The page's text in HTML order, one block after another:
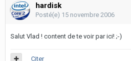
hardisk
Posté(e) 15 novembre 2006
Salut Vlad ! content de te voir par ici! ;-)
Citer